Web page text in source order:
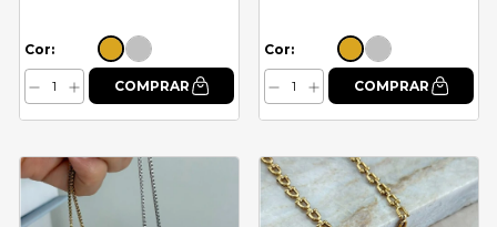
Cor: Cor: